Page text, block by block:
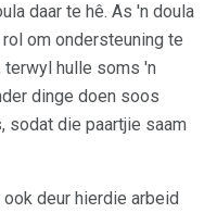
daar te hê. As 'n doula
om ondersteuning te
terwyl hulle soms 'n
dinge doen soos
die paartjie saam
deur hierdie arbeid